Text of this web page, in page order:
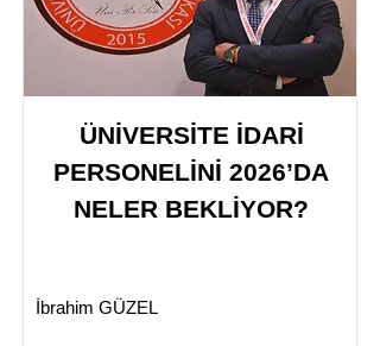
ÜNİVERSİTE İDARİ
PERSONELİNİ 2026’DA
NELER BEKLİYOR?
İbrahim GÜZEL